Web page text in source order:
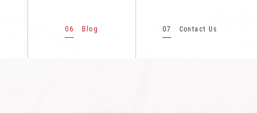
06 Blog 07 Contact Us